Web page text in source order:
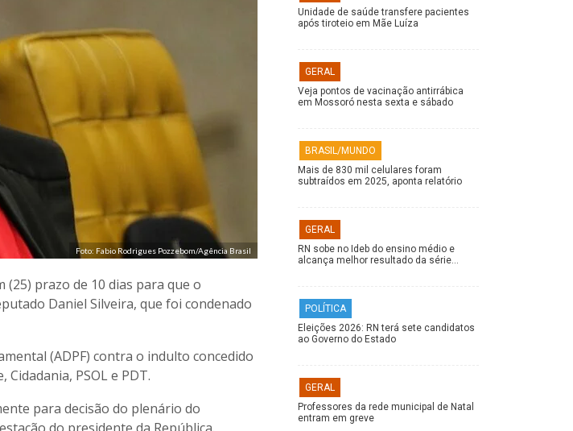
Foto: Fabio Rodrigues Pozzebom/Agência Brasil
prazo de 10 dias para que o
Daniel Silveira, que foi condenado
(ADPF) contra o indulto concedido
PSOL e PDT.
para decisão do plenário do
Unidade de saúde transfere pacientes
após tiroteio em Mãe Luíza
GERAL
Veja pontos de vacinação antirrábica
em Mossoró nesta sexta e sábado
BRASIL/MUNDO
Mais de 830 mil celulares foram
subtraídos em 2025, aponta relatório
GERAL
RN sobe no Ideb do ensino médio e
alcança melhor resultado da série…
POLÍTICA
Eleições 2026: RN terá sete candidatos
ao Governo do Estado
GERAL
Professores da rede municipal de Natal
entram em greve